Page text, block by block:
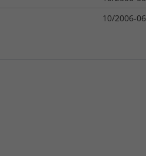
10/2006-